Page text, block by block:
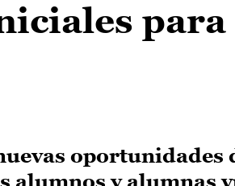
para
oportunidades
alumnos y alumnas